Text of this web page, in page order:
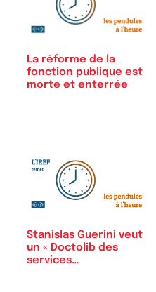
La réforme de la
fonction publique est
morte et enterrée
Stanislas Guerini veut
un « Doctolib des
services…